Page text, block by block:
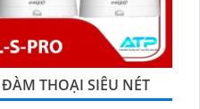
THOẠI SIÊU NÉT